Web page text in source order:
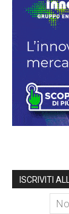
ISCRIVITI